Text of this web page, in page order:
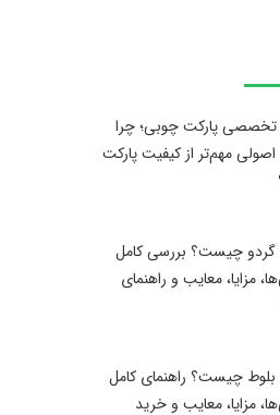
پارکت چوبی؛ چرا
اصولی مهم‌تر از کیفیت پارکت
گردو چیست؟ بررسی کامل
مزایا، معایب و راهنمای
بلوط چیست؟ راهنمای کامل
مزایا، معایب و خرید